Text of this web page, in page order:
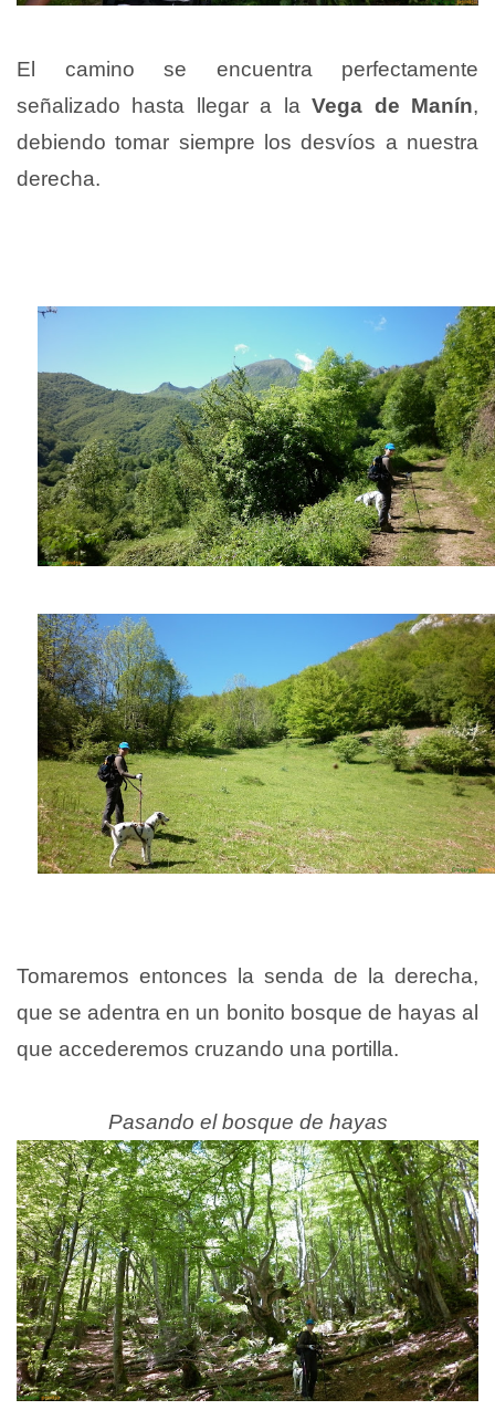
El camino se encuentra perfectamente
señalizado hasta llegar a laVega de Manín,
debiendo tomar siempre los desvíos a nuestra
derecha.
Tomaremos entonces la senda de la derecha,
que se adentra en un bonito bosque de hayas al
que accederemos cruzando una portilla.
Pasando el bosque de hayas